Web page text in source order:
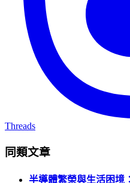
Threads
同類文章
半導體繁榮與生活困境